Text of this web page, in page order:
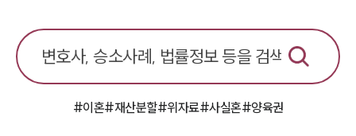
#이혼#재산분할#위자료#사실혼#양육권